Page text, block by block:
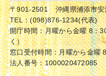
〒901-2501
沖縄県浦添市
TEL：(098)876-1234(代表)
開庁時間：月曜から金曜 8：
く）
窓口受付時間：月曜から金曜
法人番号：1000020472085